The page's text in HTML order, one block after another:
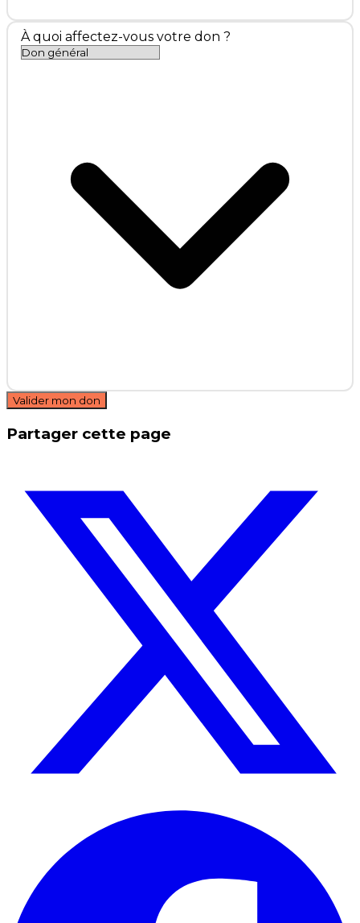
À quoi affectez-vous votre don ?
Valider mon don
Partager cette page